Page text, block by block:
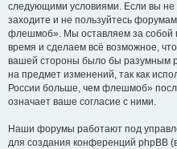
следующими условиями. Если вы не
заходите и не пользуйтесь
флешмоб». Мы оставляем за собой
время и сделаем всё возможное,
вашей стороны было бы разумным
на предмет изменений, так как
России больше, чем флешмоб»
означает ваше согласие с ними.
Наши форумы работают под
для создания конференций phpBB